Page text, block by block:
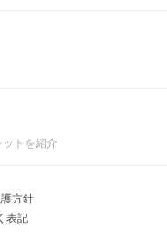
トを紹介
方針
表記